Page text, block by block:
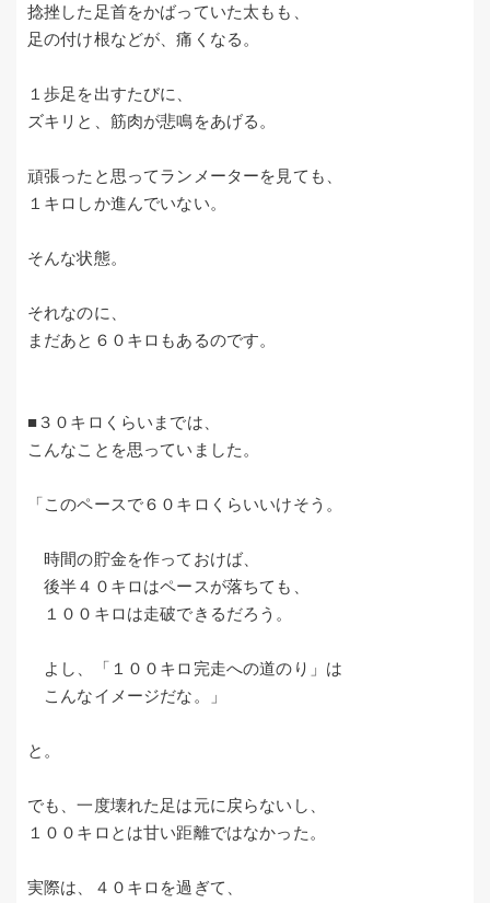
捻挫した足首をかばっていた太もも、
足の付け根などが、痛くなる。
１歩足を出すたびに、
ズキリと、筋肉が悲鳴をあげる。
頑張ったと思ってランメーターを見ても、
１キロしか進んでいない。
そんな状態。
それなのに、
まだあと６０キロもあるのです。
■３０キロくらいまでは、
こんなことを思っていました。
「このペースで６０キロくらいいけそう。
時間の貯金を作っておけば、
後半４０キロはペースが落ちても、
１００キロは走破できるだろう。
よし、「１００キロ完走への道のり」は
こんなイメージだな。」
と。
でも、一度壊れた足は元に戻らないし、
１００キロとは甘い距離ではなかった。
実際は、４０キロを過ぎて、